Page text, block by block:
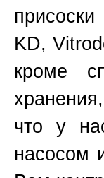
KD,
кроме
что у
насосом